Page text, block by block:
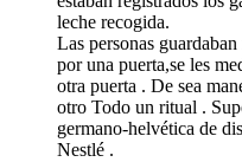
leche recogida.
Las personas
por una puerta,se les
otra puerta . De sea
otro Todo un ritual .
germano-helvética de
Nestlé .